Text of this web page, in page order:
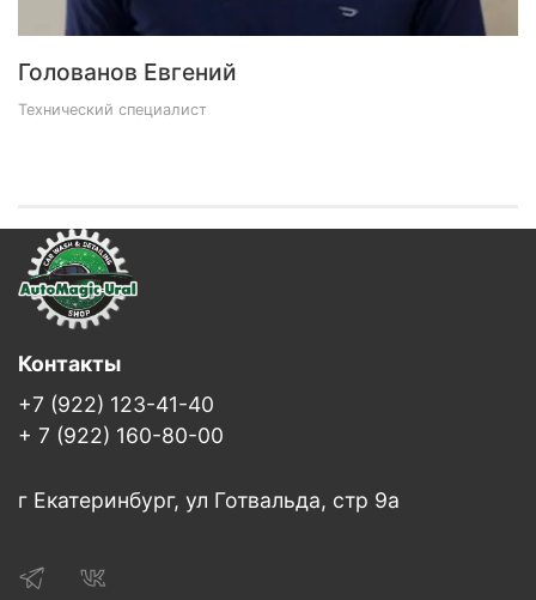
Голованов Евгений
Технический специалист
Контакты
+7 (922) 123-41-40
+ 7 (922) 160-80-00
г Екатеринбург, ул Готвальда, стр 9а